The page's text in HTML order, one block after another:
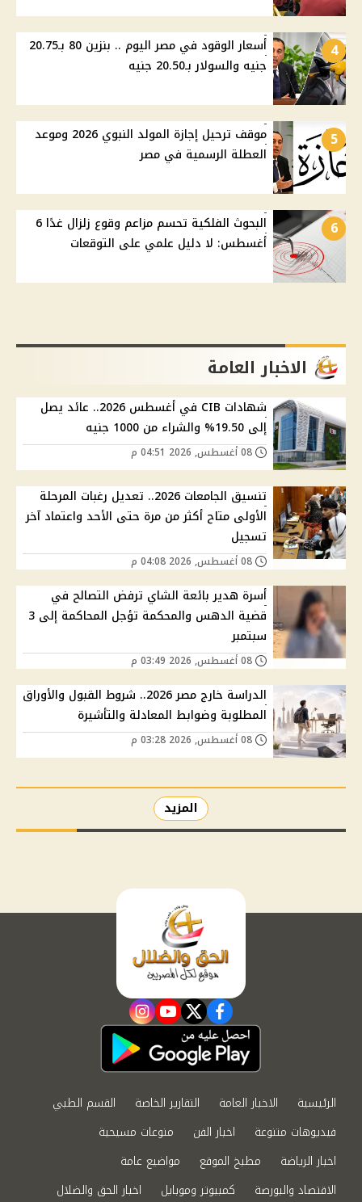
4
أسعار الوقود في مصر اليوم .. بنزين 80 بـ20.75
جنيه والسولار بـ20.50 جنيه
5
موقف ترحيل إجازة المولد النبوي 2026 وموعد
العطلة الرسمية في مصر
6
البحوث الفلكية تحسم مزاعم وقوع زلزال غدًا 6
أغسطس: لا دليل علمي على التوقعات
الاخبار العامة
شهادات CIB في أغسطس 2026.. عائد يصل
إلى 19.50% والشراء من 1000 جنيه
تنسيق الجامعات 2026.. تعديل رغبات المرحلة
الأولى متاح أكثر من مرة حتى الأحد واعتماد آخر
تسجيل
أسرة هدير بائعة الشاي ترفض التصالح في
قضية الدهس والمحكمة تؤجل المحاكمة إلى 3
سبتمبر
الدراسة خارج مصر 2026.. شروط القبول والأوراق
المطلوبة وضوابط المعادلة والتأشيرة
المزيد
facebook
twitter
youtube
instagram
الرئيسية الاخبار العامة التقارير الخاصة
القسم الطبي
فيديوهات متنوعة
اخبار الفن
منوعات مسيحية
اخبار الرياضة
مطبخ الموقع
مواضيع عامة
الاقتصاد والبورصة
كمبيوتر وموبايل اخبار الحق والضلال